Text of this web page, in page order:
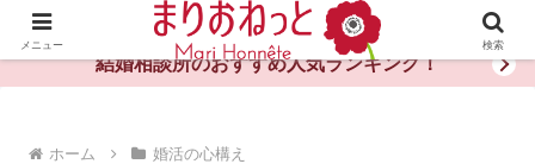
婚活や出会いの体験談・評判・秘訣がわかる情報サイト
結婚相談所のおすすめ人気ランキング！
ホーム 婚活の心構え
メニュー 検索